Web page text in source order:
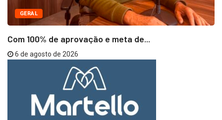
GERAL
Com 100% de aprovação e meta de...
6 de agosto de 2026